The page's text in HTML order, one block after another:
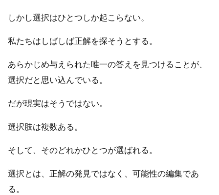
しかし選択はひとつしか起こらない。
私たちはしばしば正解を探そうとする。
あらかじめ与えられた唯一の答えを見つけることが、
選択だと思い込んでいる。
だが現実はそうではない。
選択肢は複数ある。
そして、そのどれかひとつが選ばれる。
選択とは、正解の発見ではなく、可能性の編集であ
る。